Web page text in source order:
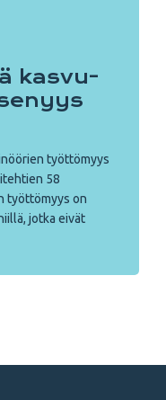
kasvu-
työttömyys
58
työttömyys on
jotka eivät